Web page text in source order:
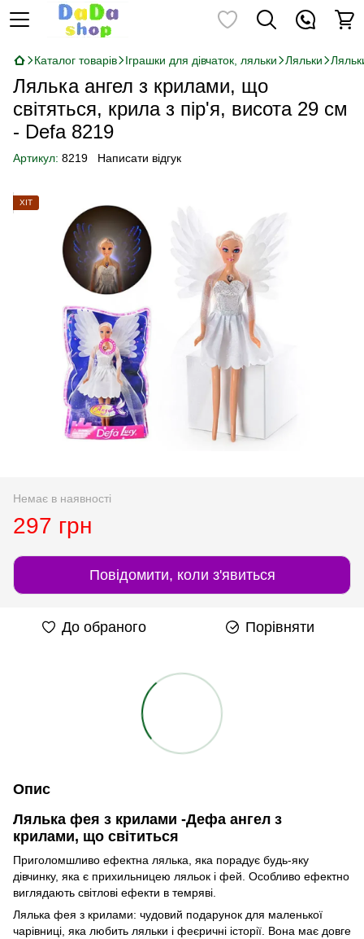
Каталог товарів Іграшки для дівчаток, ляльки Ляльки
Лялька ангел з крилами, що
світяться, крила з пір'я, висота 29 см
- Defa 8219
Артикул: 8219 Написати відгук
ХІТ
Немає в наявності
297 грн
Повідомити, коли з'явиться
До обраного Порівняти
Опис
Лялька фея з крилами -Дефа ангел з
крилами, що світиться
Приголомшливо ефектна лялька, яка порадує будь-яку
дівчинку, яка є прихильницею ляльок і фей. Особливо ефектно
виглядають світлові ефекти в темряві.
Лялька фея з крилами: чудовий подарунок для маленької
чарівниці, яка любить ляльки і феєричні історії. Вона має довге